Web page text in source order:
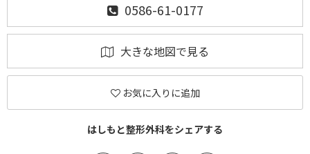
0586-61-0177
大きな地図で見る
お気に入りに追加
はしもと整形外科をシェアする